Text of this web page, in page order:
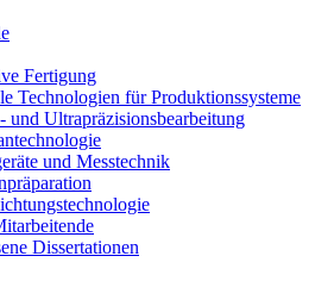
Fertigung
Technologien für Produktionssysteme
und Ultrapräzisionsbearbeitung
und Messtechnik
Dissertationen